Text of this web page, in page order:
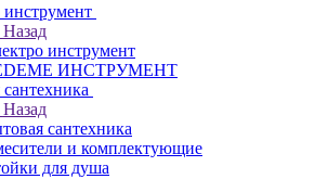
Назад
инструмент
ИНСТРУМЕНТ
Назад
сантехника
и комплектующие
для душа